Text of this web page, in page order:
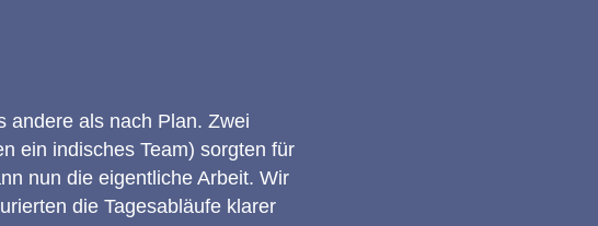
andere als nach Plan. Zwei
ein indisches Team) sorgten für
nun die eigentliche Arbeit. Wir
die Tagesabläufe klarer